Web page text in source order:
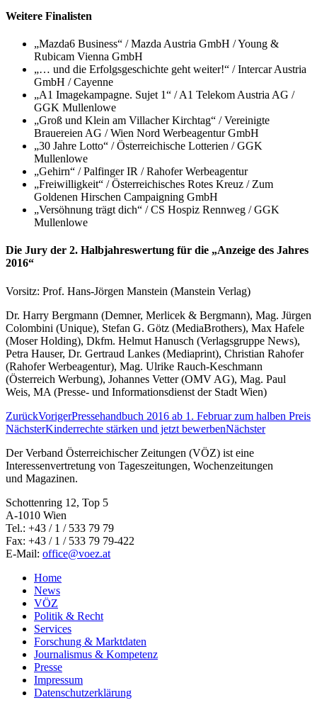
Weitere Finalisten
„Mazda6 Business“ / Mazda Austria GmbH / Young &
Rubicam Vienna GmbH
„… und die Erfolgsgeschichte geht weiter!“ / Intercar Austria
GmbH / Cayenne
„A1 Imagekampagne. Sujet 1“ / A1 Telekom Austria AG /
GGK Mullenlowe
„Groß und Klein am Villacher Kirchtag“ / Vereinigte
Brauereien AG / Wien Nord Werbeagentur GmbH
„30 Jahre Lotto“ / Österreichische Lotterien / GGK
Mullenlowe
„Gehirn“ / Palfinger IR / Rahofer Werbeagentur
„Freiwilligkeit“ / Österreichisches Rotes Kreuz / Zum
Goldenen Hirschen Campaigning GmbH
„Versöhnung trägt dich“ / CS Hospiz Rennweg / GGK
Mullenlowe
Die Jury der 2. Halbjahreswertung für die „Anzeige des Jahres
2016“
Vorsitz: Prof. Hans-Jörgen Manstein (Manstein Verlag)
Dr. Harry Bergmann (Demner, Merlicek & Bergmann), Mag. Jürgen
Colombini (Unique), Stefan G. Götz (MediaBrothers), Max Hafele
(Moser Holding), Dkfm. Helmut Hanusch (Verlagsgruppe News),
Petra Hauser, Dr. Gertraud Lankes (Mediaprint), Christian Rahofer
(Rahofer Werbeagentur), Mag. Ulrike Rauch-Keschmann
(Österreich Werbung), Johannes Vetter (OMV AG), Mag. Paul
Weis, MA (Presse- und Informationsdienst der Stadt Wien)
ZurückVorigerPressehandbuch 2016 ab 1. Februar zum halben Preis
NächsterKinderrechte stärken und jetzt bewerbenNächster
Der Verband Österreichischer Zeitungen (VÖZ) ist eine
Interessenvertretung von Tageszeitungen, Wochenzeitungen
und Magazinen.
Schottenring 12, Top 5
A-1010 Wien
Tel.: +43 / 1 / 533 79 79
Fax: +43 / 1 / 533 79 79-422
E-Mail: office@voez.at
Home
News
VÖZ
Politik & Recht
Services
Forschung & Marktdaten
Journalismus & Kompetenz
Presse
Impressum
Datenschutzerklärung